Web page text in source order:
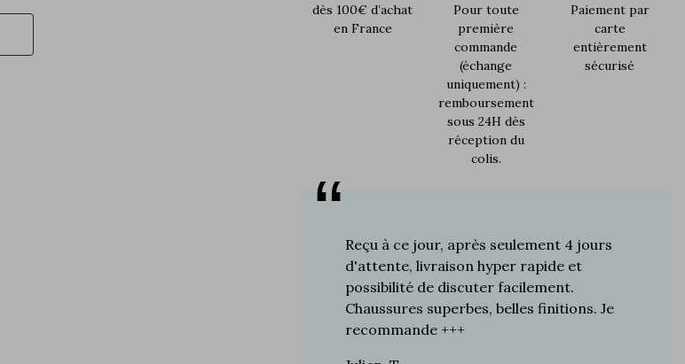
dès 100€ d’achat
en France
Pour toute
première
commande
(échange
uniquement) :
remboursement
sous 24H dès
réception du
colis.
Paiement par
carte
entièrement
sécurisé
Reçu à ce jour, après seulement 4 jours
d'attente, livraison hyper rapide et
possibilité de discuter facilement.
Chaussures superbes, belles finitions. Je
recommande +++